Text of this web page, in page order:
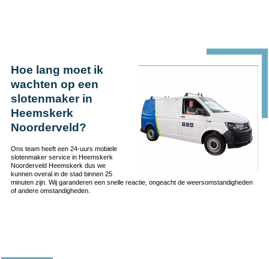
Hoe lang moet ik
wachten op een
slotenmaker in
Heemskerk
Noorderveld?
Ons team heeft een 24-uurs mobiele
slotenmaker service in Heemskerk
Noorderveld Heemskerk dus we
kunnen overal in de stad binnen 25
minuten zijn. Wij garanderen een snelle reactie, ongeacht de weersomstandigheden
of andere omstandigheden.